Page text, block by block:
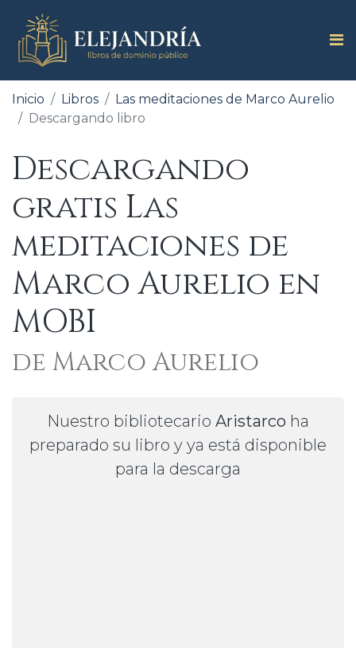
Inicio Libros
Las meditaciones de Marco Aurelio
Descargando libro
Descargando
gratis Las
meditaciones de
Marco Aurelio en
MOBI
de Marco Aurelio
Nuestro bibliotecario Aristarco ha
preparado su libro y ya está disponible
para la descarga